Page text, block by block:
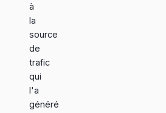
à
la
source
de
trafic
qui
l'a
généré